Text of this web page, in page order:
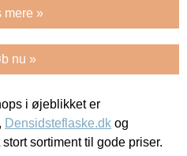
mere »
nu »
i øjeblikket er
, Densidsteflaske.dk og
sortiment til gode priser.